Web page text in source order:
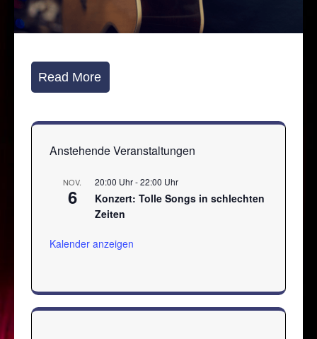
Read More
Anstehende Veranstaltungen
NOV.
6
20:00 Uhr-22:00 Uhr
Konzert: Tolle Songs in schlechten
Zeiten
Kalender anzeigen